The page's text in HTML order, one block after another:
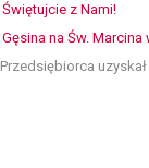
Świętujcie z Nami!
Gęsina na Św.
Przedsiębiorca